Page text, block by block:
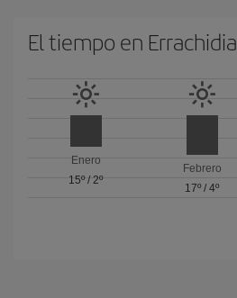
El tiempo en Errachidia
Enero
15º/2º
Febrero
17º / 4º